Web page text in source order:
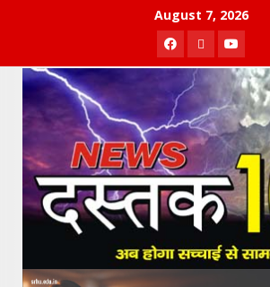
August 7, 2026
Facebook
TwitterYoutube